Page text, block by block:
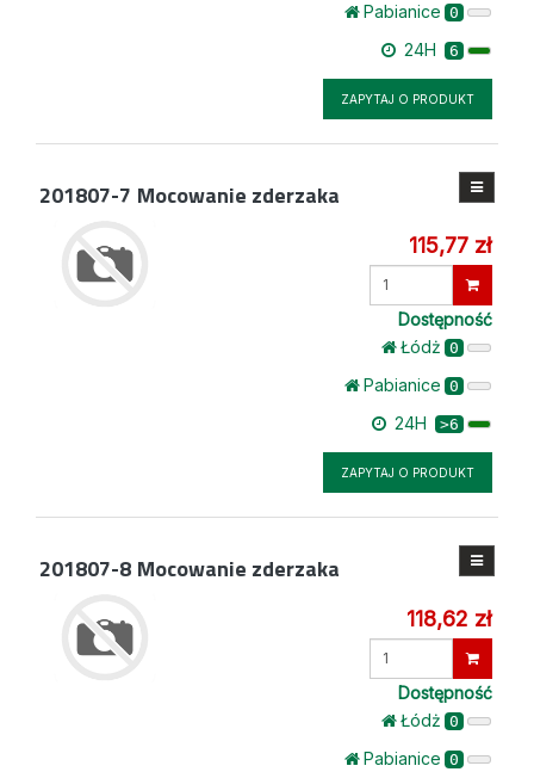
Pabianice 0
24H 6
ZAPYTAJ O PRODUKT
201807-7 Mocowanie zderzaka
115,77 zł
Wprowadź
Dostępność
Łódż 0
Pabianice 0
24H >6
ZAPYTAJ O PRODUKT
201807-8 Mocowanie zderzaka
118,62 zł
Wprowadź
Dostępność
Łódż 0
Pabianice 0